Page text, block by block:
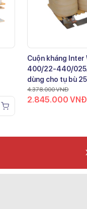
Cuộn kháng Inter
400/22-440/
dùng cho tụ bù
4.378.000VNĐ
2.845.000VNĐ